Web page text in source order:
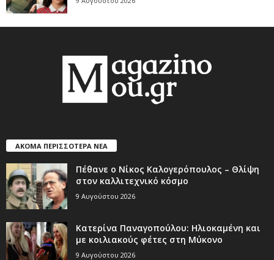
ΑΚΟΜΑ ΠΕΡΙΣΣΟΤΕΡΑ ΝΕΑ
Πέθανε ο Νίκος Καλογερόπουλος – Θλίψη
στον καλλιτεχνικό κόσμο
9 Αυγούστου 2026
Κατερίνα Παναγοπούλου: Ηλιοκαμένη και
με κοιλιακούς φέτες στη Μύκονο
9 Αυγούστου 2026